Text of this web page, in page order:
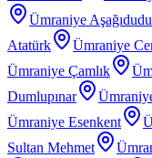
Ümraniye
Atatürk
Ümraniye
Ümraniye Çamlık
Dumlupınar
Ümraniye Esenkent
Sultan Mehmet